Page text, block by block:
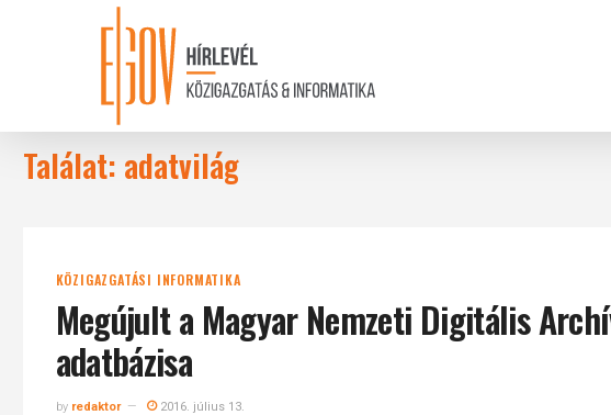
Találat: adatvilág
KÖZIGAZGATÁSI INFORMATIKA
Megújult a Magyar Nemzeti Digitális
adatbázisa
by redaktor 2016. július 13.